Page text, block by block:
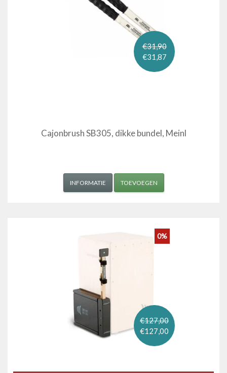
€31,90
€31,87
Cajonbrush SB305, dikke bundel, Meinl
INFORMATIE TOEVOEGEN
€127,00
€127,00
0%